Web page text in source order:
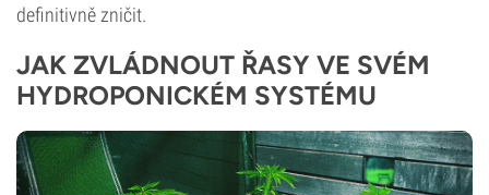
definitivně zničit.
JAK ZVLÁDNOUT ŘASY VE SVÉM
HYDROPONICKÉM SYSTÉMU